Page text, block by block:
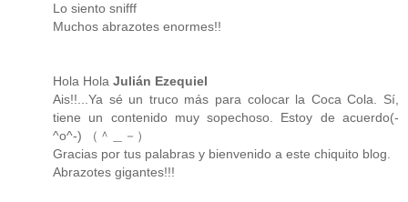
Lo siento snifff
Muchos abrazotes enormes!!
Hola Hola Julián Ezequiel
Ais!!...Ya sé un truco más para colocar la Coca Cola. Sí,
tiene un contenido muy sopechoso. Estoy de acuerdo(-
^o^-) （＾＿－）
Gracias por tus palabras y bienvenido a este chiquito blog.
Abrazotes gigantes!!!